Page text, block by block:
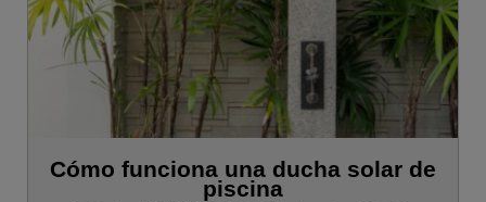
Cómo funciona una ducha solar de
piscina